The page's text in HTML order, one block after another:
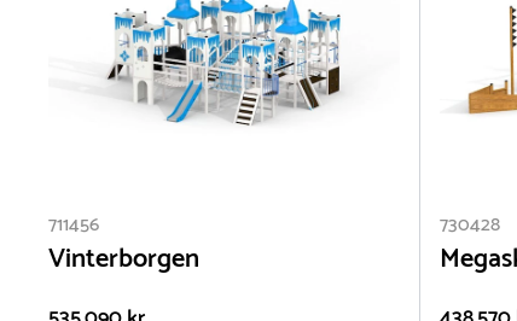
711456
Vinterborgen
730428